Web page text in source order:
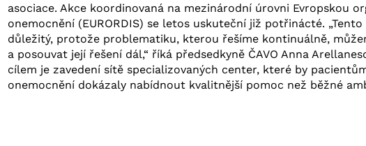
asociace. Akce koordinovaná na mezinárodní úrovni Evropskou
onemocnění (EURORDIS) se letos uskuteční již potřinácté.
důležitý, protože problematiku, kterou řešíme kontinuálně,
a posouvat její řešení dál,“ říká předsedkyně ČAVO Anna
cílem je zavedení sítě specializovaných center, které by
onemocnění dokázaly nabídnout kvalitnější pomoc než běžné